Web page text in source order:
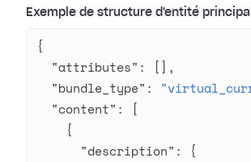
Exemple de structure d'entité
{
  "attributes"
: [],
  "bundle_type"
:
  "content"
: [
    {
      "description"
: {